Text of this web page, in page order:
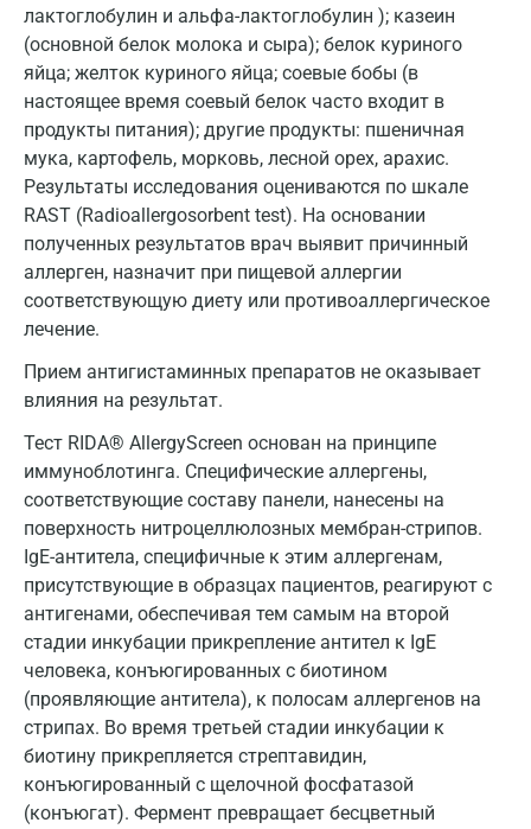
лактоглобулин и альфа-лактоглобулин ); казеин
(основной белок молока и сыра); белок куриного
яйца; желток куриного яйца; соевые бобы (в
настоящее время соевый белок часто входит в
продукты питания); другие продукты: пшеничная
мука, картофель, морковь, лесной орех, арахис.
Результаты исследования оцениваются по шкале
RAST (Radioallergosorbent test). На основании
полученных результатов врач выявит причинный
аллерген, назначит при пищевой аллергии
соответствующую диету или противоаллергическое
лечение.
Прием антигистаминных препаратов не оказывает
влияния на результат.
Тест RIDA® AllergyScreen основан на принципе
иммуноблотинга. Специфические аллергены,
соответствующие составу панели, нанесены на
поверхность нитроцеллюлозных мембран-стрипов.
IgE-антитела, специфичные к этим аллергенам,
присутствующие в образцах пациентов, реагируют с
антигенами, обеспечивая тем самым на второй
стадии инкубации прикрепление антител к IgE
человека, конъюгированных с биотином
(проявляющие антитела), к полосам аллергенов на
стрипах. Во время третьей стадии инкубации к
биотину прикрепляется стрептавидин,
конъюгированный с щелочной фосфатазой
(конъюгат). Фермент превращает бесцветный
Кострома
Красногорск
Краснодар
Красноярск
Курск
Липецк
Лобня
Майкоп
Мурино
Мурманск
Мытищи
Наро-Фоминск
Нижневартовск
Нижнекамск